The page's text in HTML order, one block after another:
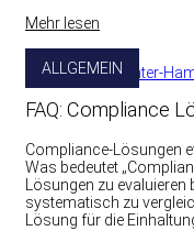
Mehr lesen
ALLGEMEIN
FAQ: Compliance
Compliance-Lösungen
Was bedeutet
Lösungen zu
systematisch zu
Lösung für die